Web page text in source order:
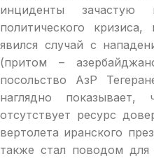
инциденты зачастую
политического
явился случай с
(притом –
посольство АзР
наглядно
отсутствует ресурс
вертолета иранского
также стал поводом для